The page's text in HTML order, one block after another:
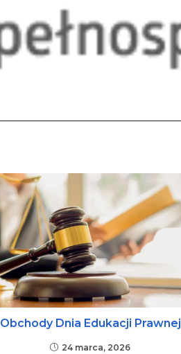
Obchody Dnia Edukacji Prawnej
24 marca, 2026